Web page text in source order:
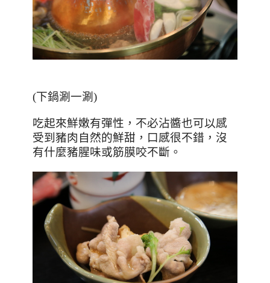
(下鍋涮一涮)
吃起來鮮嫩有彈性，不必沾醬也可以感
受到豬肉自然的鮮甜，口感很不錯，沒
有什麼豬腥味或筋膜咬不斷。